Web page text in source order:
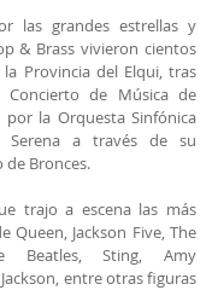
las grandes estrellas y
& Brass vivieron cientos
Provincia del Elqui, tras
de Música de
por la Orquesta Sinfónica
Serena a través de su
Bronces.
trajo a escena las más
Queen, Jackson Five, The
Beatles, Sting, Amy
entre otras figuras